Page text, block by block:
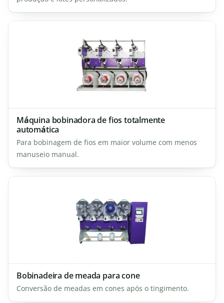
Máquina bobinadora de fios totalmente
automática
Para bobinagem de fios em maior volume com menos
manuseio manual.
Bobinadeira de meada para cone
Conversão de meadas em cones após o tingimento.